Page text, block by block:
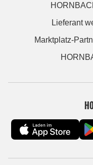
Lieferant
Marktplatz-